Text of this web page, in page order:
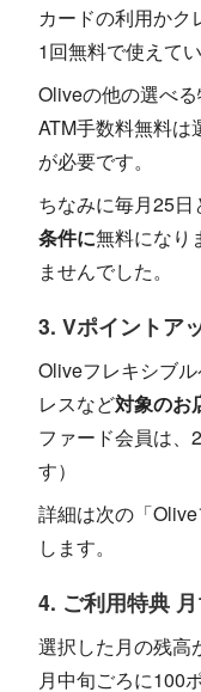
カードの利用かク
1回無料で使えてい
Oliveの他の選べ
ATM手数料無料
が必要です。
ちなみに毎月25
条件に無料になり
ませんでした。
3. Vポイントア
Oliveフレキシブ
レスなど対象のお
ファード会員は、
す）
詳細は次の「
します。
4. ご利用特典
選択した月の残高
月中旬ごろに100